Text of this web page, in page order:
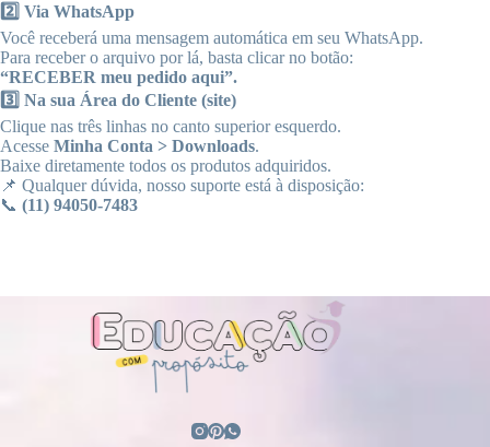
2️⃣ Via WhatsApp
Você receberá uma mensagem automática em seu WhatsApp.
Para receber o arquivo por lá, basta clicar no botão:
“RECEBER meu pedido aqui”.
3️⃣ Na sua Área do Cliente (site)
Clique nas três linhas no canto superior esquerdo.
Acesse Minha Conta > Downloads.
Baixe diretamente todos os produtos adquiridos.
📌 Qualquer dúvida, nosso suporte está à disposição:
📞 (11) 94050-7483